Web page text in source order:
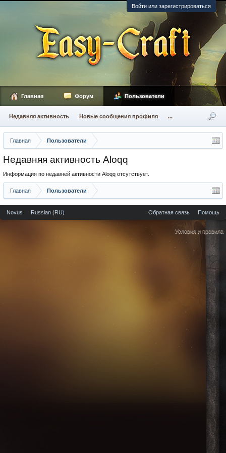
Войти или зарегистрироваться
Главная Пользователи
Недавняя активность Aloqq
Информация по недавней активности Aloqq отсутствует.
Главная Пользователи
Главная Форум Пользователи
Недавняя активность Новые сообщения профиля ...
Novus Russian (RU) Обратная связь Помощь
Условия и правила